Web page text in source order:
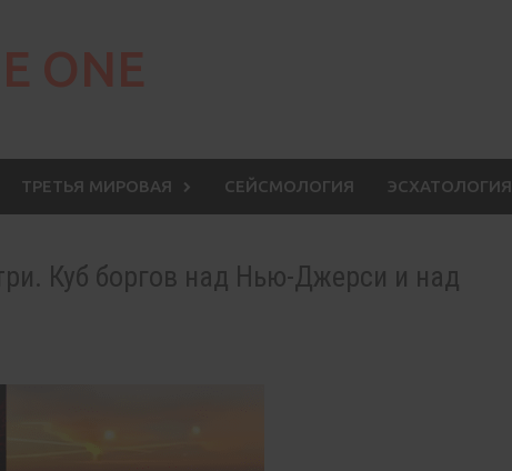
ONE
ТРЕТЬЯ МИРОВАЯ СЕЙСМОЛОГИЯ ЭСХАТОЛОГИЯ
Куб боргов над Нью-Джерси и над